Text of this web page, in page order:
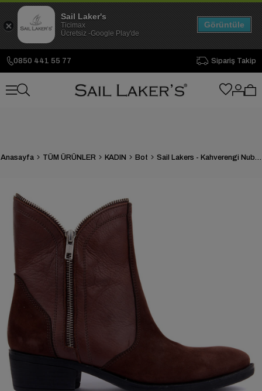
0850 441 55 77 Sipariş Takip
Anasayfa TÜM ÜRÜNLER KADIN Bot Sail Lakers - Kahverengi Nubuk Deri Kadın Bot
Sail Laker's
Ticimax
Ücretsiz -Google Play'de
Görüntüle